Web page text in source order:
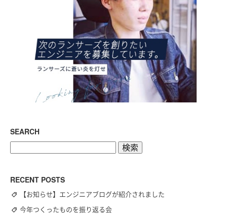
SEARCH
RECENT POSTS
【お知らせ】エンジニアブログが紹介されました
今年つくったものを振り返る会